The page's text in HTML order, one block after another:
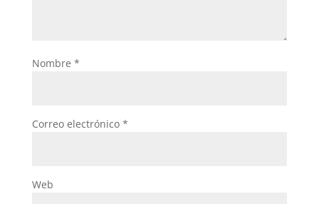
Nombre *
Correo electrónico *
Web